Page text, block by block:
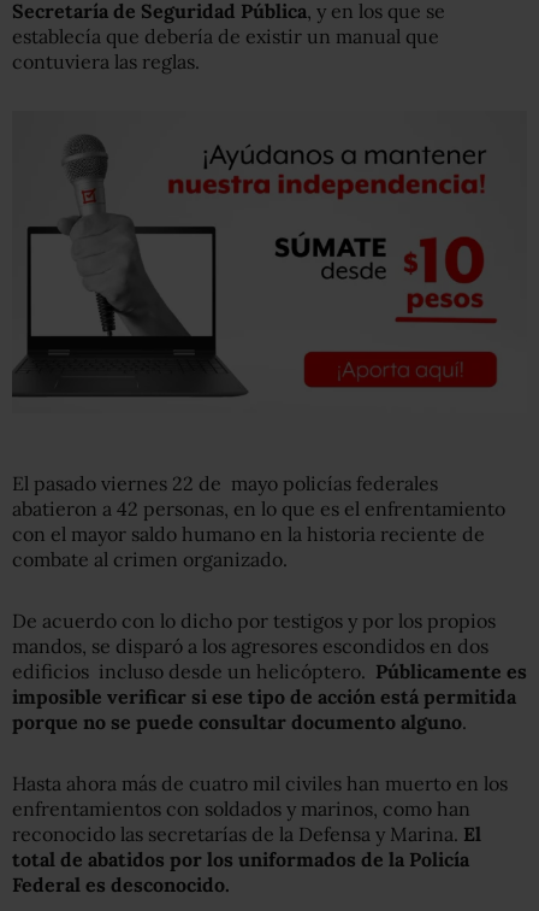
Secretaría de Seguridad Pública, y en los que se
establecía que debería de existir un manual que
contuviera las reglas.
El pasado viernes 22 de mayo policías federales
abatieron a 42 personas, en lo que es el enfrentamiento
con el mayor saldo humano en la historia reciente de
combate al crimen organizado.
De acuerdo con lo dicho por testigos y por los propios
mandos, se disparó a los agresores escondidos en dos
edificios incluso desde un helicóptero. Públicamente es
imposible verificar si ese tipo de acción está permitida
porque no se puede consultar documento alguno.
Hasta ahora más de cuatro mil civiles han muerto en los
enfrentamientos con soldados y marinos, como han
reconocido las secretarías de la Defensa y Marina. El
total de abatidos por los uniformados de la Policía
Federal es desconocido.